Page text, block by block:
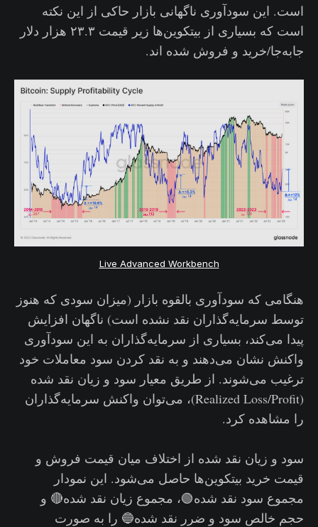
است. این سودآوری ناگهانی بازار حاکی از این نکته
است که بسیاری از بیتکوین‌ها زیر قیمت ۲۳.۳ هزار دلار
جابه‌جا/خرید و فروش شده اند.
Live Advanced Workbench
هنگامی که سودآوری بالقوه بازار (میزان سودی که هنوز
توسط سرمایه‌گذاران نقد نشده است) ناگهان افزایش
پیدا می‌کند، بسیاری از سرمایه‌گذاران به این سودآوری
واکنش نشان می‌دهند و به نقد کردن سود معاملات خود
ترغیب می‌شوند. از طریق معیار سود و زیان نقد شده
(Realized Loss/Profit)، می‌توان واکنش سرمایه‌گذاران
را مشاهده کرد.
سود و زیان نقد شده از اختلاف میان قیمت فروش و
قیمت خرید بیتکوین‌ها حاصل می‌شود. این نمودار
مجموع سود نقد شده🟢، مجموع زیان نقد شده🔴 و
حجم خالص سود و ضرر نقد شده🔵 را به صورت